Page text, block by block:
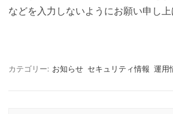
などを入力しないようにお願い申し上
カテゴリー: お知らせ セキュリティ情報 運用